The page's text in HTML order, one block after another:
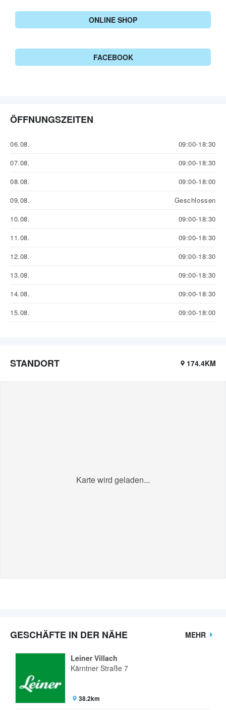
ONLINE SHOP
FACEBOOK
ÖFFNUNGSZEITEN
06.08.
09:00-18:30
07.08.
09:00-18:30
08.08.
09:00-18:00
09.08.
Geschlossen
10.08.
09:00-18:30
11.08.
09:00-18:30
12.08.
09:00-18:30
13.08.
09:00-18:30
14.08.
09:00-18:30
15.08.
09:00-18:00
STANDORT 174.4KM
Karte wird geladen...
GESCHÄFTE IN DER NÄHE MEHR
Leiner Villach
Kärntner Straße 7
38.2km